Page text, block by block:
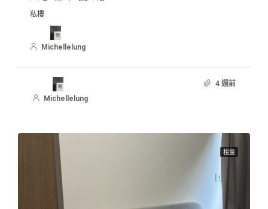
私樓
Michellelung
Michellelung
4 週前
租盤